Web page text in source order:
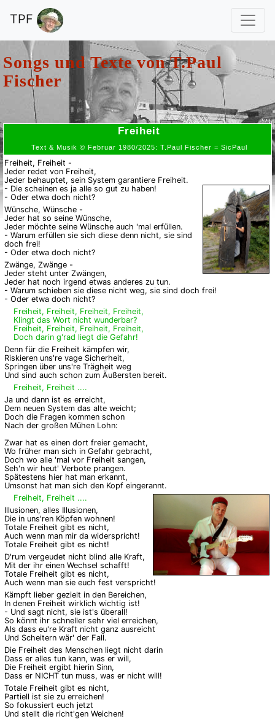
TPF
Songs und Texte vonT.Paul
Fischer
Freiheit
Text & Musik © Februar 1980/2025: T.Paul Fischer = SicPaul
Freiheit, Freiheit -
Jeder redet von Freiheit,
Jeder behauptet, sein System garantiere Freiheit.
- Die scheinen es ja alle so gut zu haben!
- Oder etwa doch nicht?
Wünsche, Wünsche -
Jeder hat so seine Wünsche,
Jeder möchte seine Wünsche auch 'mal erfüllen.
- Warum erfüllen sie sich diese denn nicht, sie sind
doch frei!
- Oder etwa doch nicht?
Zwänge, Zwänge -
Jeder steht unter Zwängen,
Jeder hat noch irgend etwas anderes zu tun.
- Warum schieben sie diese nicht weg, sie sind doch frei!
- Oder etwa doch nicht?
Freiheit, Freiheit, Freiheit, Freiheit,
Klingt das Wort nicht wunderbar?
Freiheit, Freiheit, Freiheit, Freiheit,
Doch darin g'rad liegt die Gefahr!
Denn für die Freiheit kämpfen wir,
Riskieren uns're vage Sicherheit,
Springen über uns're Trägheit weg
Und sind auch schon zum Äußersten bereit.
Freiheit, Freiheit ....
Ja und dann ist es erreicht,
Dem neuen System das alte weicht;
Doch die Fragen kommen schon
Nach der großen Mühen Lohn:
Zwar hat es einen dort freier gemacht,
Wo früher man sich in Gefahr gebracht,
Doch wo alle 'mal vor Freiheit sangen,
Seh'n wir heut' Verbote prangen.
Spätestens hier hat man erkannt,
Umsonst hat man sich den Kopf eingerannt.
Freiheit, Freiheit ....
Illusionen, alles Illusionen,
Die in uns'ren Köpfen wohnen!
Totale Freiheit gibt es nicht,
Auch wenn man mir da widerspricht!
Totale Freiheit gibt es nicht!
D'rum vergeudet nicht blind alle Kraft,
Mit der ihr einen Wechsel schafft!
Totale Freiheit gibt es nicht,
Auch wenn man sie euch fest verspricht!
Kämpft lieber gezielt in den Bereichen,
In denen Freiheit wirklich wichtig ist!
- Und sagt nicht, sie ist's überall!
So könnt ihr schneller sehr viel erreichen,
Als dass eu're Kraft nicht ganz ausreicht
Und Scheitern wär' der Fall.
Die Freiheit des Menschen liegt nicht darin
Dass er alles tun kann, was er will,
Die Freiheit ergibt hierin Sinn,
Dass er NICHT tun muss, was er nicht will!
Totale Freiheit gibt es nicht,
Partiell ist sie zu erreichen!
So fokussiert euch jetzt
Und stellt die richt'gen Weichen!